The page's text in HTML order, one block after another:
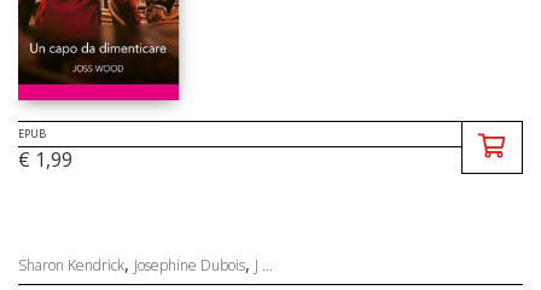
EPUB
€ 1,99
Sharon Kendrick, Josephine Dubois, J ...